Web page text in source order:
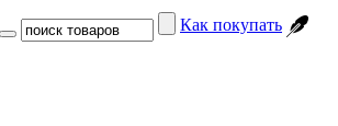
Как покупать